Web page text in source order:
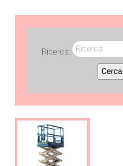
Ricerca:
Cerca